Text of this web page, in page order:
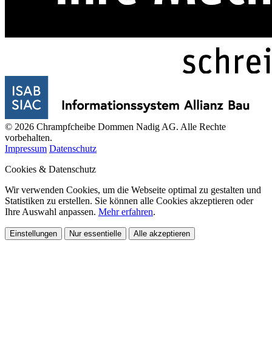
© 2026 Chrampfcheibe Dommen Nadig AG. Alle Rechte
vorbehalten.
Impressum Datenschutz
Cookies & Datenschutz
Wir verwenden Cookies, um die Webseite optimal zu gestalten und
Statistiken zu erstellen. Sie können alle Cookies akzeptieren oder
Ihre Auswahl anpassen. Mehr erfahren.
Einstellungen Nur essentielle Alle akzeptieren